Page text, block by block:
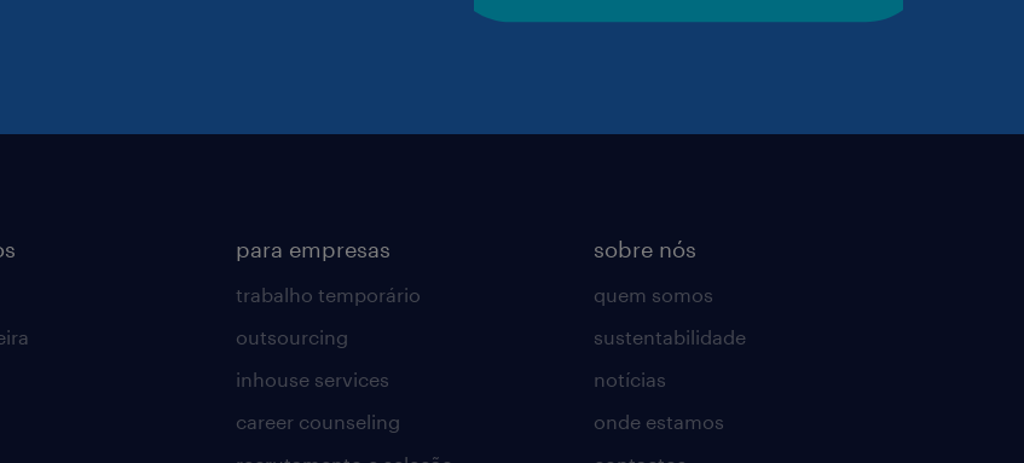
para empresas
trabalho temporário
outsourcing
inhouse services
career counseling
sobre nós
quem somos
sustentabilidade
notícias
onde estamos